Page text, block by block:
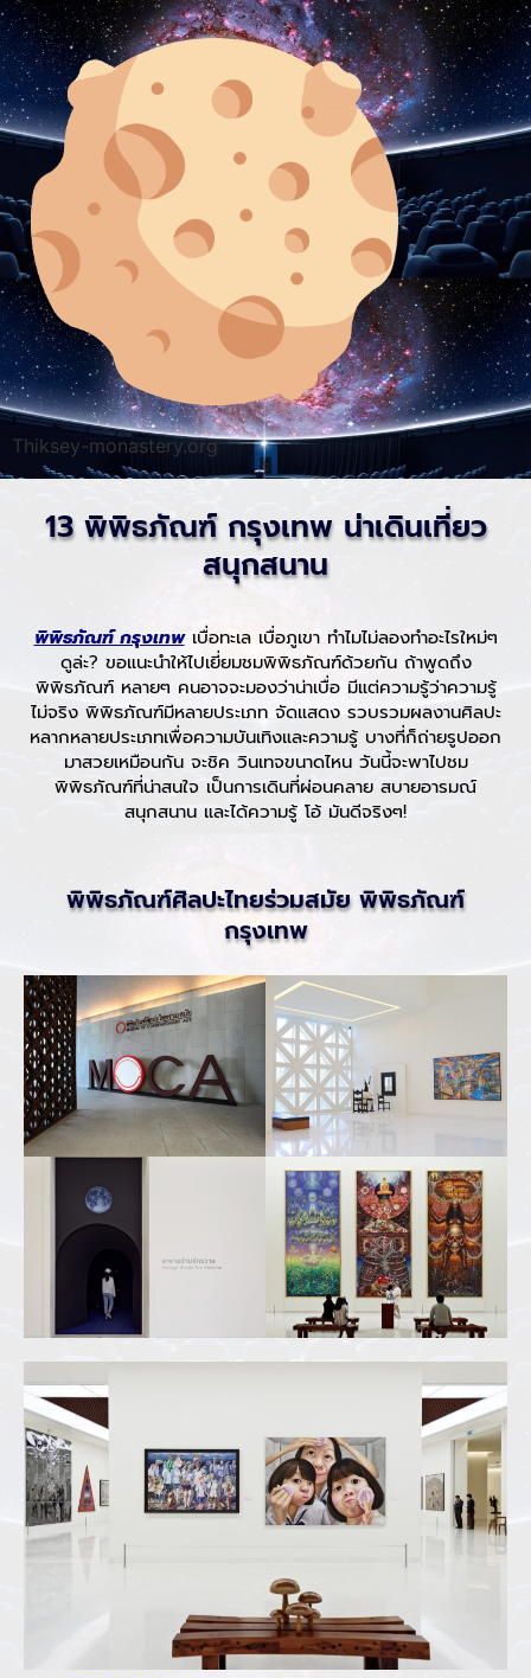
Thiksey-monastery.org
13 พิพิธภัณฑ์ กรุงเทพ น่าเดินเที่ยว
สนุกสนาน
พิพิธภัณฑ์ กรุงเทพ เบื่อทะเล เบื่อภูเขา ทำไมไม่ลองทำอะไรใหม่ๆ
ดูล่ะ? ขอแนะนำให้ไปเยี่ยมชมพิพิธภัณฑ์ด้วยกัน ถ้าพูดถึง
พิพิธภัณฑ์ หลายๆ คนอาจจะมองว่าน่าเบื่อ มีแต่ความรู้ว่าความรู้
ไม่จริง พิพิธภัณฑ์มีหลายประเภท จัดแสดง รวบรวมผลงานศิลปะ
หลากหลายประเภทเพื่อความบันเทิงและความรู้ บางที่ก็ถ่ายรูปออก
มาสวยเหมือนกัน จะชิค วินเทจขนาดไหน วันนี้จะพาไปชม
พิพิธภัณฑ์ที่น่าสนใจ เป็นการเดินที่ผ่อนคลาย สบายอารมณ์
สนุกสนาน และได้ความรู้ โอ้ มันดีจริงๆ!
พิพิธภัณฑ์ศิลปะไทยร่วมสมัย พิพิธภัณฑ์
กรุงเทพ